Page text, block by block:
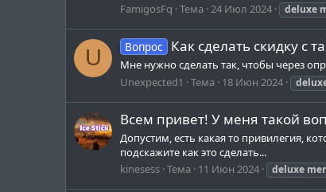
FamigosFq Тема 24 Июл 2024 deluxe
U Вопрос Как сделать скидку с
Мне нужно сделать так, чтобы через
Unexpected1
Тема 18 Июн 2024
Всем привет! У меня такой
Допустим, есть какая то привилегия,
подскажите как это сделать...
kinesess Тема 11 Июн 2024 deluxe